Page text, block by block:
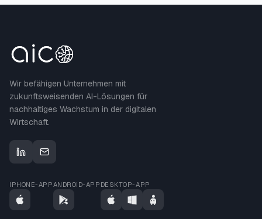
Wir befähigen Unternehmen mit
zukunftsweisenden AI-Lösungen für
nachhaltiges Wachstum in der digitalen
Wirtschaft.
IPHONE-APPANDROID-APP DESKTOP-APP